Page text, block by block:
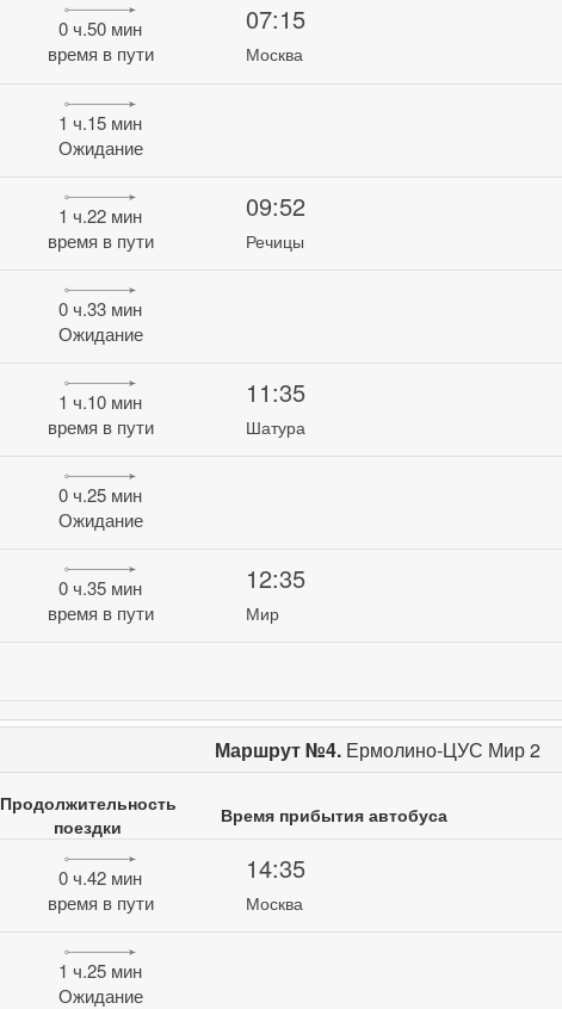
0 ч.50 мин
время в пути
07:15
Москва
1 ч.15 мин
Ожидание
1 ч.22 мин
время в пути
09:52
Речицы
0 ч.33 мин
Ожидание
1 ч.10 мин
время в пути
11:35
Шатура
0 ч.25 мин
Ожидание
0 ч.35 мин
время в пути
12:35
Мир
Маршрут №4. Ермолино-ЦУС Мир 2
Продолжительность
поездки
Время прибытия автобуса
0 ч.42 мин
время в пути
14:35
Москва
1 ч.25 мин
Ожидание